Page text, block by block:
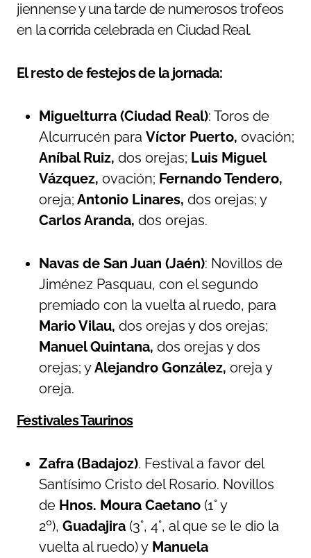
jiennense y una tarde de numerosos trofeos
en la corrida celebrada en Ciudad Real.
El resto de festejos de la jornada:
Miguelturra (Ciudad Real): Toros de
Alcurrucén para Víctor Puerto, ovación;
Aníbal Ruiz, dos orejas; Luis Miguel
Vázquez, ovación; Fernando Tendero,
oreja; Antonio Linares, dos orejas; y
Carlos Aranda, dos orejas.
Navas de San Juan (Jaén): Novillos de
Jiménez Pasquau, con el segundo
premiado con la vuelta al ruedo, para
Mario Vilau, dos orejas y dos orejas;
Manuel Quintana, dos orejas y dos
orejas; yAlejandro González, oreja y
oreja.
Festivales Taurinos
Zafra (Badajoz). Festival a favor del
Santísimo Cristo del Rosario. Novillos
de Hnos. Moura Caetano (1° y
2º), Guadajira (3°, 4°, al que se le dio la
vuelta al ruedo) y Manuela